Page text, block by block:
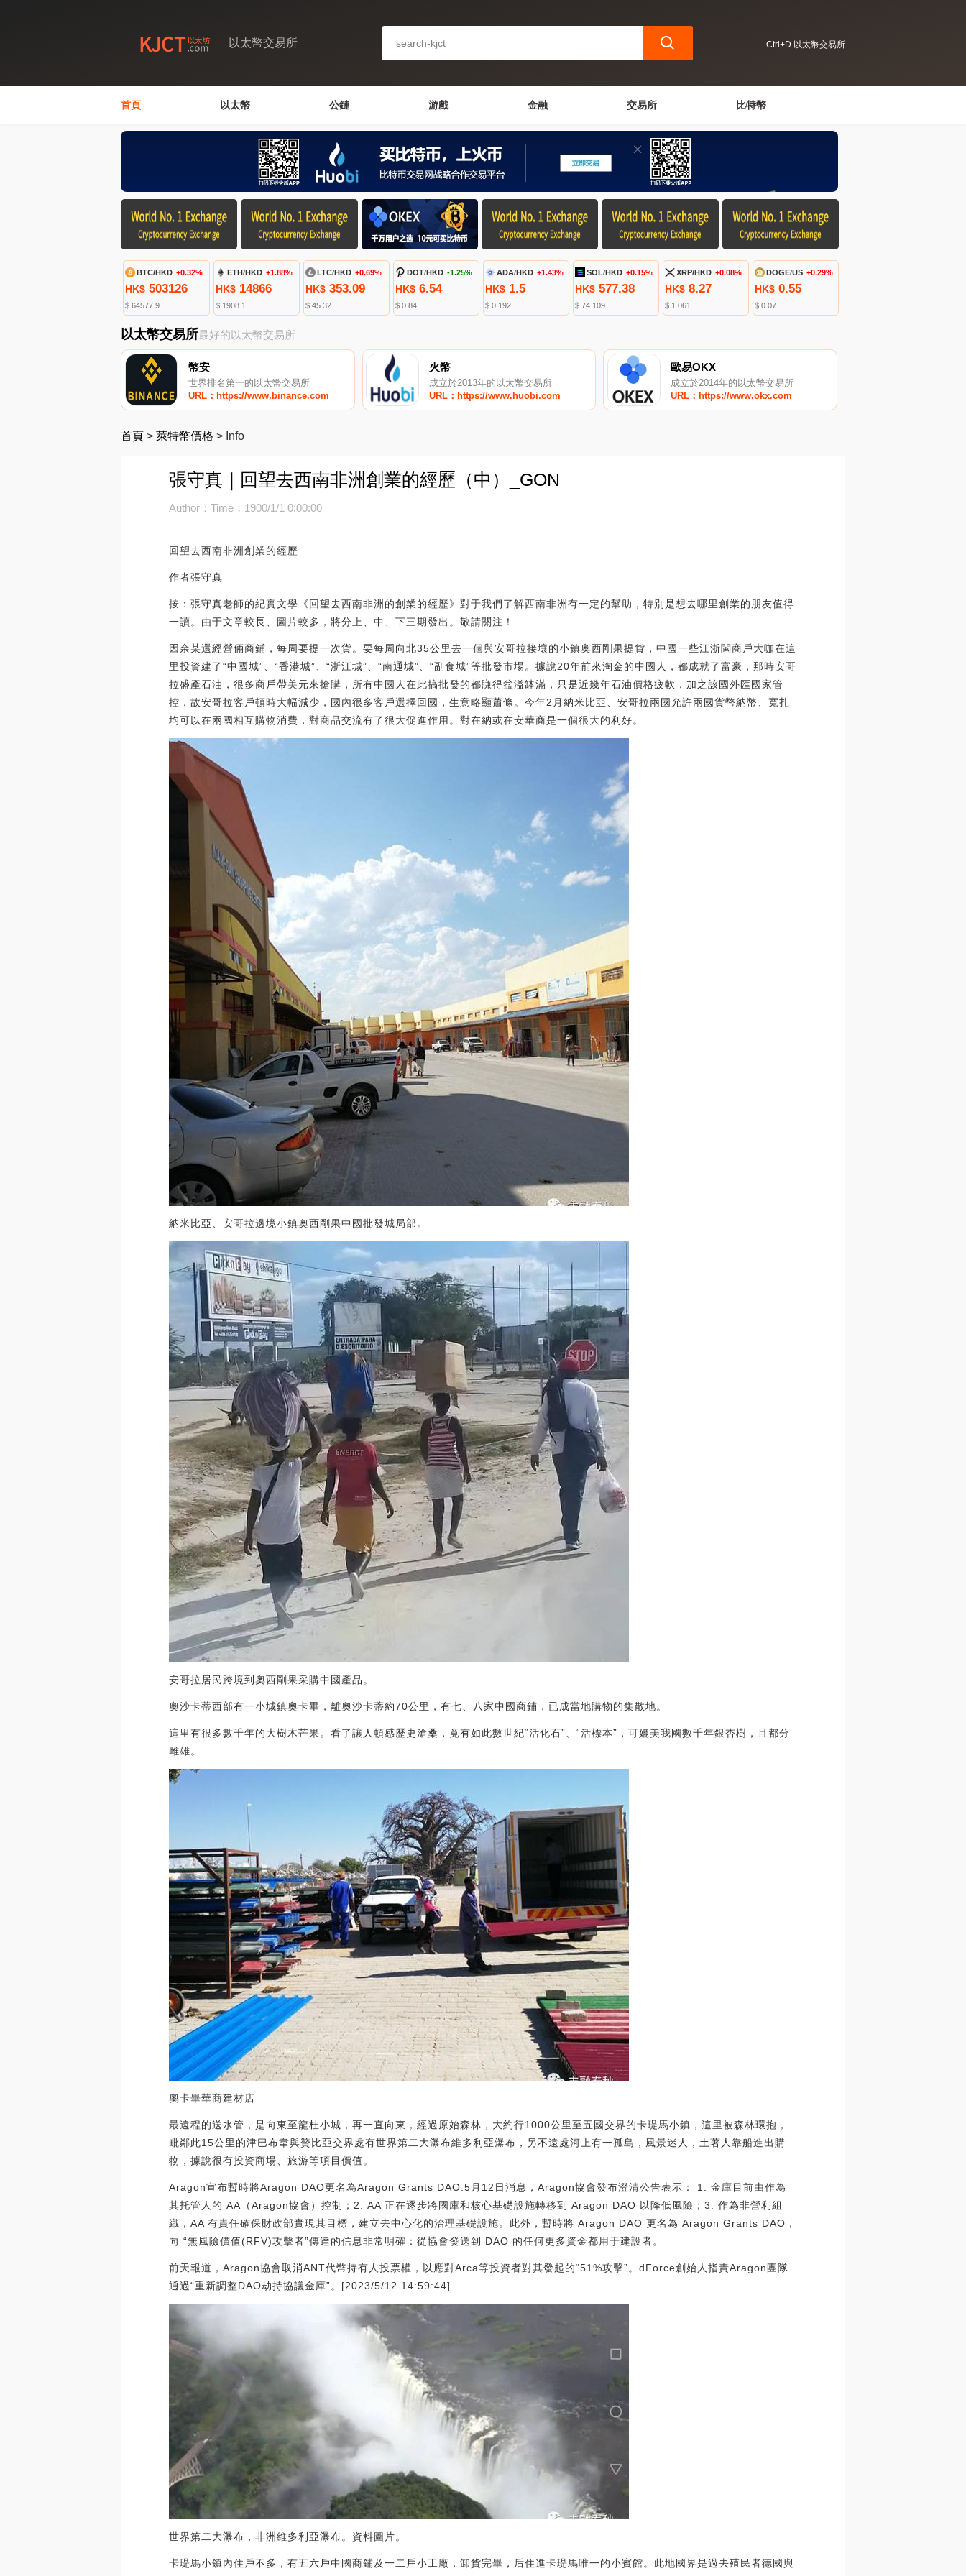
以太幣交易所 Ctrl+D 以太幣交易所
首頁 以太幣 公鏈 游戲 金融 交易所 比特幣
BTC/HKD +0.32%
HK$ 503126
$ 64577.9
ETH/HKD +1.88%
HK$14866
$ 1908.1
LTC/HKD +0.69%
HK$353.09
$ 45.32
DOT/HKD -1.25%
HK$6.54
$ 0.84
ADA/HKD +1.43%
HK$1.5
$ 0.192
SOL/HKD +0.15%
HK$ 577.38
$ 74.109
XRP/HKD +0.08%
HK$ 8.27
$ 1.061
DOGE/US +0.29%
HK$ 0.55
$ 0.07
以太幣交易所最好的以太幣交易所
幣安
世界排名第一的以太幣交易所
URL：https://www.binance.com
火幣
成立於2013年的以太幣交易所
URL：https://www.huobi.com
歐易OKX
成立於2014年的以太幣交易所
URL：https://www.okx.com
首頁 > 萊特幣價格 > Info
張守真｜回望去西南非洲創業的經歷（中）_GON
Author：Time：1900/1/1 0:00:00
回望去西南非洲創業的經歷
作者張守真
按：張守真老師的紀實文學《回望去西南非洲的創業的經歷》對于我們了解西南非洲有一定的幫助，特別是想去哪里創業的朋友值得
一讀。由于文章較長、圖片較多，將分上、中、下三期發出。敬請關注！
因余某還經營倆商鋪，每周要提一次貨。要每周向北35公里去一個與安哥拉接壤的小鎮奧西剛果提貨，中國一些江浙閩商戶大咖在這
里投資建了“中國城”、“香港城”、“浙江城”、“南通城”、“副食城”等批發市場。據說20年前來淘金的中國人，都成就了富豪，那時安哥
拉盛產石油，很多商戶帶美元來搶購，所有中國人在此搞批發的都賺得盆溢缽滿，只是近幾年石油價格疲軟，加之該國外匯國家管
控，故安哥拉客戶頓時大幅減少，國內很多客戶選擇回國，生意略顯蕭條。今年2月納米比亞、安哥拉兩國允許兩國貨幣納幣、寬扎
均可以在兩國相互購物消費，對商品交流有了很大促進作用。對在納或在安華商是一個很大的利好。
納米比亞、安哥拉邊境小鎮奧西剛果中國批發城局部。
安哥拉居民跨境到奧西剛果采購中國產品。
奧沙卡蒂西部有一小城鎮奧卡畢，離奧沙卡蒂約70公里，有七、八家中國商鋪，已成當地購物的集散地。
這里有很多數千年的大樹木芒果。看了讓人頓感歷史滄桑，竟有如此數世紀“活化石”、“活標本”，可媲美我國數千年銀杏樹，且都分
雌雄。
奧卡畢華商建材店
最遠程的送水管，是向東至龍杜小城，再一直向東，經過原始森林，大約行1000公里至五國交界的卡瑅馬小鎮，這里被森林環抱，
毗鄰此15公里的津巴布韋與贊比亞交界處有世界第二大瀑布維多利亞瀑布，另不遠處河上有一孤島，風景迷人，土著人靠船進出購
物，據說很有投資商場、旅游等項目價值。
Aragon宣布暫時將Aragon DAO更名為Aragon Grants DAO:5月12日消息，Aragon協會發布澄清公告表示： 1. 金庫目前由作為
其托管人的 AA（Aragon協會）控制；2. AA 正在逐步將國庫和核心基礎設施轉移到 Aragon DAO 以降低風險；3. 作為非營利組
織，AA 有責任確保財政部實現其目標，建立去中心化的治理基礎設施。此外，暫時將 Aragon DAO 更名為 Aragon Grants DAO，
向 “無風險價值(RFV)攻擊者”傳達的信息非常明確：從協會發送到 DAO 的任何更多資金都用于建設者。
前天報道，Aragon協會取消ANT代幣持有人投票權，以應對Arca等投資者對其發起的“51%攻擊”。dForce創始人指責Aragon團隊
通過“重新調整DAO劫持協議金庫”。[2023/5/12 14:59:44]
世界第二大瀑布，非洲維多利亞瀑布。資料圖片。
卡瑅馬小鎮內住戶不多，有五六戶中國商鋪及一二戶小工廠，卸貨完畢，后住進卡瑅馬唯一的小賓館。此地國界是過去殖民者德國與